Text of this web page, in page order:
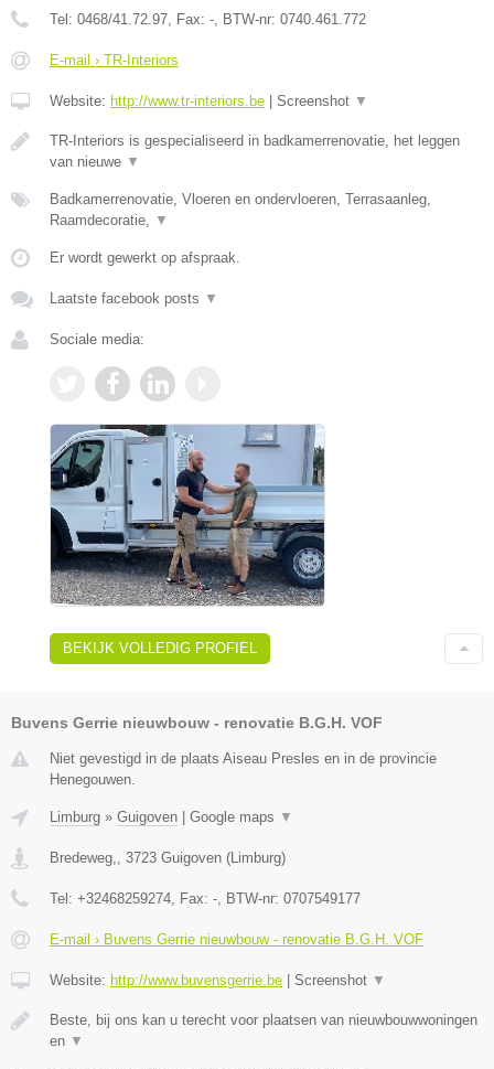
Tel: 0468/41.72.97 , Fax: - , BTW-nr: 0740.461.772
E-mail › TR-Interiors
Website: http://www.tr-interiors.be | Screenshot ▼
TR-Interiors is gespecialiseerd in badkamerrenovatie, het leggen
van nieuwe ▼
Badkamerrenovatie, Vloeren en ondervloeren, Terrasaanleg,
Raamdecoratie,
▼
Er wordt gewerkt op afspraak.
Laatste facebook posts ▼
Sociale media:
BEKIJK VOLLEDIG PROFIEL
Buvens Gerrie nieuwbouw - renovatie B.G.H. VOF
Niet gevestigd in de plaats Aiseau Presles en in de provincie
Henegouwen.
Limburg » Guigoven Google maps ▼
Bredeweg,, 3723 Guigoven (Limburg)
Tel: +32468259274, Fax: -, BTW-nr: 0707549177
E-mail › Buvens Gerrie nieuwbouw - renovatie B.G.H. VOF
Website: http://www.buvensgerrie.be Screenshot ▼
Beste, bij ons kan u terecht voor plaatsen van nieuwbouwwoningen
en ▼